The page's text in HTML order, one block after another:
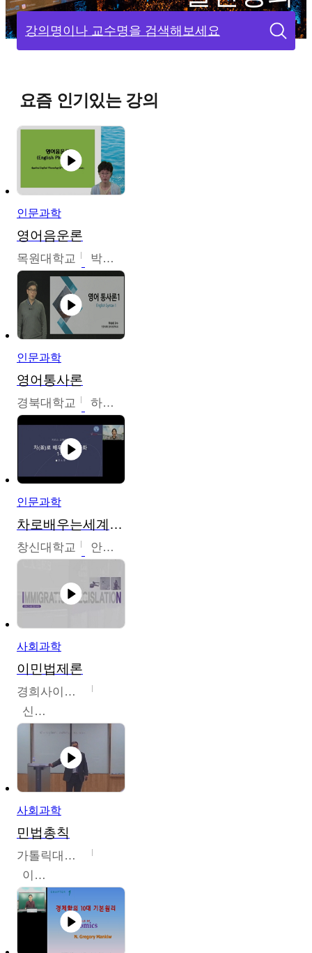
강의명이나 교수명을 검색해보세요
요즘 인기있는 강의
인문과학
영어음운론
목원대학교 박미숙
인문과학
영어통사론
경북대학교 하승완
인문과학
차로배우는세계문화
창신대학교 안소영
사회과학
이민법제론
경희사이버대학교
신광수
사회과학
민법총칙
가톨릭대학교
이홍민